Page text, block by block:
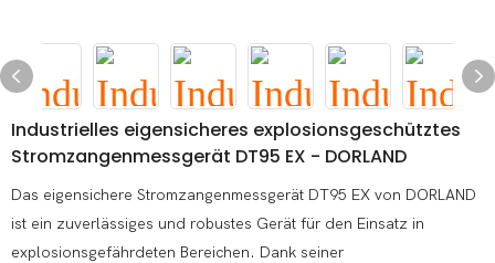
Industrielles eigensicheres explosionsgeschütztes
Stromzangenmessgerät DT95 EX - DORLAND
Das eigensichere Stromzangenmessgerät DT95 EX von DORLAND
ist ein zuverlässiges und robustes Gerät für den Einsatz in
explosionsgefährdeten Bereichen. Dank seiner